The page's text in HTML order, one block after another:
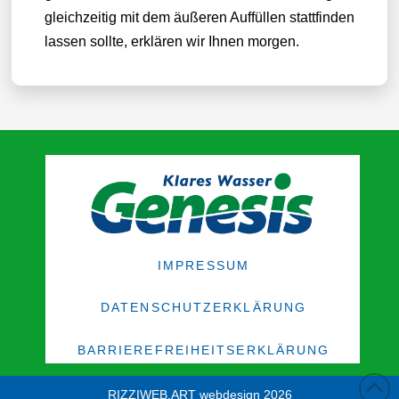
gleichzeitig mit dem äußeren Auffüllen stattfinden
lassen sollte, erklären wir Ihnen morgen.
IMPRESSUM
DATENSCHUTZERKLÄRUNG
BARRIEREFREIHEITSERKLÄRUNG
RIZZIWEB.ART webdesign 2026